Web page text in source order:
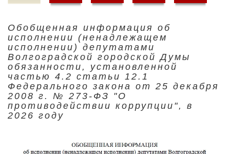
Обобщенная информация об
исполнении (ненадлежащем
исполнении) депутатами
Волгоградской городской Думы
обязанности, установленной
частью 4.2 статьи 12.1
Федерального закона от 25 декабря
2008 г. № 273-ФЗ "О
противодействии коррупции", в
2026 году